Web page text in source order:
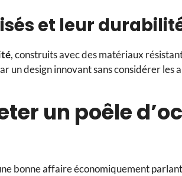
et leur
, construits avec des matériaux
un design innovant sans considérer les
un poêle
bonne affaire économiquement